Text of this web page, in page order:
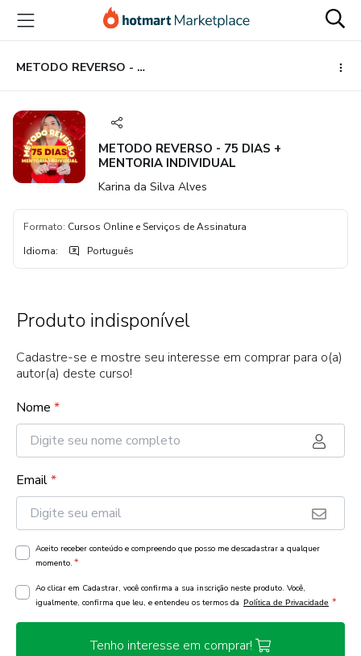
para
conteúdo
principal
para
pagamento
para
rodapé
METODO REVERSO - 75 DIAS + MENTORIA INDIVIDUAL
METODO REVERSO - 75 DIAS +
MENTORIA INDIVIDUAL
Karina da Silva Alves
Formato: Cursos Online e Serviços de Assinatura
Idioma: Português
Produto indisponível
Cadastre-se e mostre seu interesse em comprar para o(a)
autor(a) deste curso!
Nome *
Email*
Aceito receber conteúdo e compreendo que posso me descadastrar a qualquer
momento. *
Ao clicar em Cadastrar, você confirma a sua inscrição neste produto. Você,
igualmente, confirma que leu, e entendeu os termos da Política de Privacidade *
Tenho interesse em comprar!